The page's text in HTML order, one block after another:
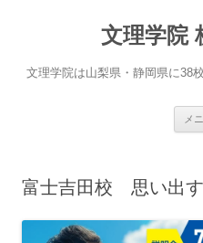
文理学院
文理学院は山梨県・静岡県に38
メ
富士吉田校 思い出す